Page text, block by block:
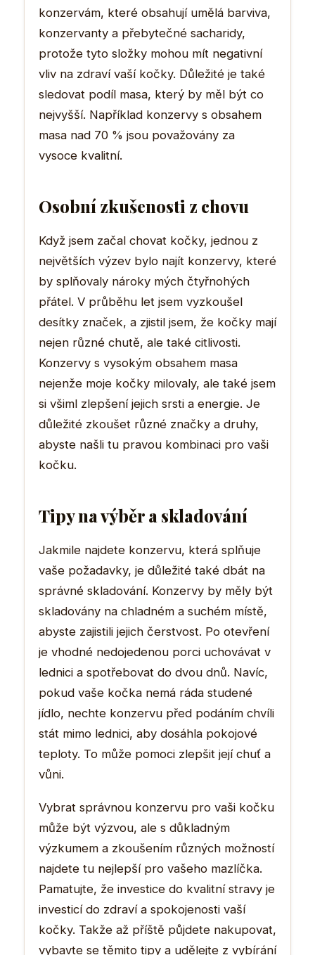
konzervám, které obsahují umělá barviva,
konzervanty a přebytečné sacharidy,
protože tyto složky mohou mít negativní
vliv na zdraví vaší kočky. Důležité je také
sledovat podíl masa, který by měl být co
nejvyšší. Například konzervy s obsahem
masa nad 70 % jsou považovány za
vysoce kvalitní.
Osobní zkušenosti z chovu
Když jsem začal chovat kočky, jednou z
největších výzev bylo najít konzervy, které
by splňovaly nároky mých čtyřnohých
přátel. V průběhu let jsem vyzkoušel
desítky značek, a zjistil jsem, že kočky mají
nejen různé chutě, ale také citlivosti.
Konzervy s vysokým obsahem masa
nejenže moje kočky milovaly, ale také jsem
si všiml zlepšení jejich srsti a energie. Je
důležité zkoušet různé značky a druhy,
abyste našli tu pravou kombinaci pro vaši
kočku.
Tipy na výběr a skladování
Jakmile najdete konzervu, která splňuje
vaše požadavky, je důležité také dbát na
správné skladování. Konzervy by měly být
skladovány na chladném a suchém místě,
abyste zajistili jejich čerstvost. Po otevření
je vhodné nedojedenou porci uchovávat v
lednici a spotřebovat do dvou dnů. Navíc,
pokud vaše kočka nemá ráda studené
jídlo, nechte konzervu před podáním chvíli
stát mimo lednici, aby dosáhla pokojové
teploty. To může pomoci zlepšit její chuť a
vůni.
Vybrat správnou konzervu pro vaši kočku
může být výzvou, ale s důkladným
výzkumem a zkoušením různých možností
najdete tu nejlepší pro vašeho mazlíčka.
Pamatujte, že investice do kvalitní stravy je
investicí do zdraví a spokojenosti vaší
kočky. Takže až příště půjdete nakupovat,
vybavte se těmito tipy a udělejte z vybírání